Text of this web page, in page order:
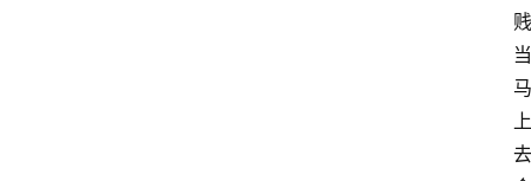
贱
当
马
上
去